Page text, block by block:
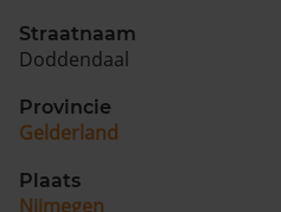
Straatnaam
Doddendaal
Provincie
Gelderland
Plaats
Nijmegen